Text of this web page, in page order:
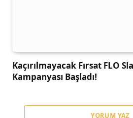
Kaçırılmayacak Fırsat FLO
Kampanyası Başladı!
YORUM YAZ